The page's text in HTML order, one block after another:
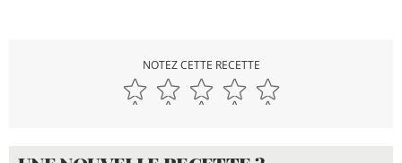
NOTEZ CETTE RECETTE